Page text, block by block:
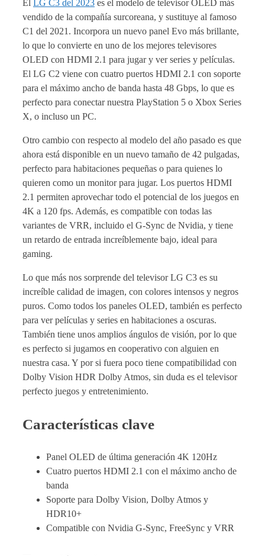
El LG C3 del 2023 es el modelo de televisor OLED más
vendido de la compañía surcoreana, y sustituye al famoso
C1 del 2021. Incorpora un nuevo panel Evo más brillante,
lo que lo convierte en uno de los mejores televisores
OLED con HDMI 2.1 para jugar y ver series y películas.
El LG C2 viene con cuatro puertos HDMI 2.1 con soporte
para el máximo ancho de banda hasta 48 Gbps, lo que es
perfecto para conectar nuestra PlayStation 5 o Xbox Series
X, o incluso un PC.
Otro cambio con respecto al modelo del año pasado es que
ahora está disponible en un nuevo tamaño de 42 pulgadas,
perfecto para habitaciones pequeñas o para quienes lo
quieren como un monitor para jugar. Los puertos HDMI
2.1 permiten aprovechar todo el potencial de los juegos en
4K a 120 fps. Además, es compatible con todas las
variantes de VRR, incluido el G-Sync de Nvidia, y tiene
un retardo de entrada increíblemente bajo, ideal para
gaming.
Lo que más nos sorprende del televisor LG C3 es su
increíble calidad de imagen, con colores intensos y negros
puros. Como todos los paneles OLED, también es perfecto
para ver películas y series en habitaciones a oscuras.
También tiene unos amplios ángulos de visión, por lo que
es perfecto si jugamos en cooperativo con alguien en
nuestra casa. Y por si fuera poco tiene compatibilidad con
Dolby Vision HDR Dolby Atmos, sin duda es el televisor
perfecto juegos y entretenimiento.
Características clave
Panel OLED de última generación 4K 120Hz
Cuatro puertos HDMI 2.1 con el máximo ancho de
banda
Soporte para Dolby Vision, Dolby Atmos y
HDR10+
Compatible con Nvidia G-Sync, FreeSync y VRR